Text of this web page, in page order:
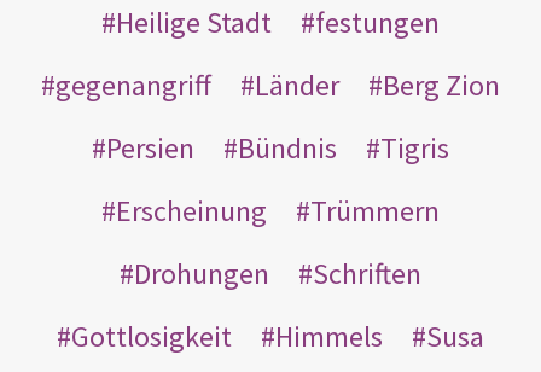
Heilige Stadt
festungen
gegenangriff
Länder
Berg Zion
Persien
Bündnis
Tigris
Erscheinung
Trümmern
Drohungen
Schriften
Gottlosigkeit
Himmels
Susa